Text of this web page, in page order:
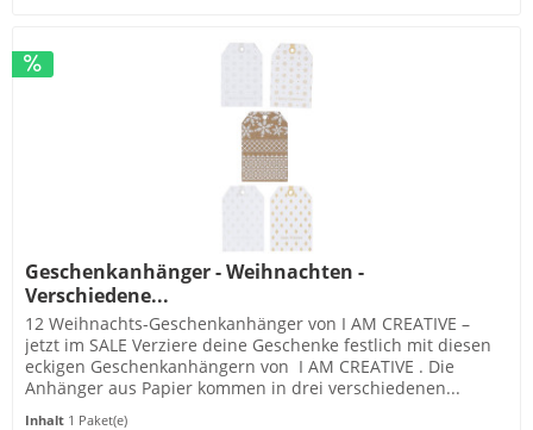
Geschenkanhänger - Weihnachten -
Verschiedene...
12 Weihnachts-Geschenkanhänger von I AM CREATIVE –
jetzt im SALE Verziere deine Geschenke festlich mit diesen
eckigen Geschenkanhängern von I AM CREATIVE . Die
Anhänger aus Papier kommen in drei verschiedenen...
Inhalt 1 Paket(e)